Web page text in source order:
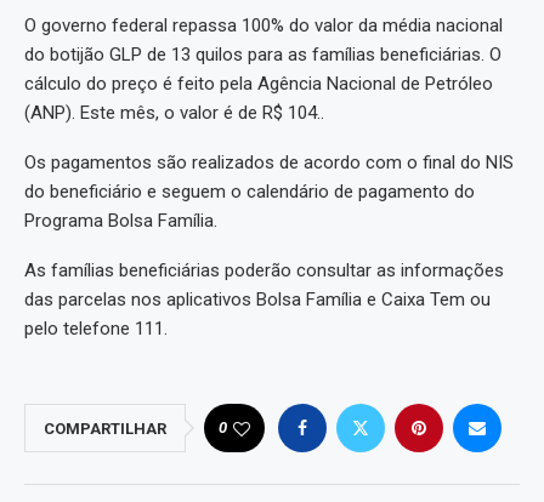
O governo federal repassa 100% do valor da média nacional
do botijão GLP de 13 quilos para as famílias beneficiárias. O
cálculo do preço é feito pela Agência Nacional de Petróleo
(ANP). Este mês, o valor é de R$ 104..
Os pagamentos são realizados de acordo com o final do NIS
do beneficiário e seguem o calendário de pagamento do
Programa Bolsa Família.
As famílias beneficiárias poderão consultar as informações
das parcelas nos aplicativos Bolsa Família e Caixa Tem ou
pelo telefone 111.
COMPARTILHAR 0